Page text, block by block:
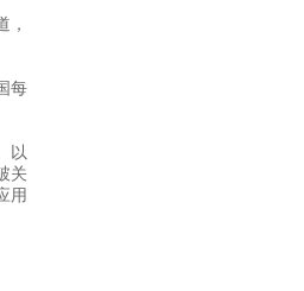
，
每
以
关
用